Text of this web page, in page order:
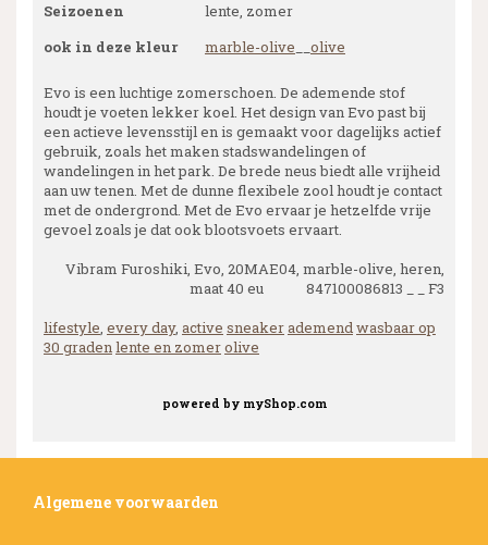
Seizoenen
lente, zomer
ook in deze kleur
marble-olive olive
Evo is een luchtige zomerschoen. De ademende stof
houdt je voeten lekker koel. Het design van Evo past bij
een actieve levensstijl en is gemaakt voor dagelijks actief
gebruik, zoals het maken stadswandelingen of
wandelingen in het park. De brede neus biedt alle vrijheid
aan uw tenen. Met de dunne flexibele zool houdt je contact
met de ondergrond. Met de Evo ervaar je hetzelfde vrije
gevoel zoals je dat ook blootsvoets ervaart.
Vibram Furoshiki, Evo, 20MAE04, marble-olive, heren,
maat 40 eu 847100086813 _ _ F3
lifestyle, every day, active sneakerademendwasbaar op
30 gradenlente en zomerolive
powered by myShop.com
Algemene voorwaarden